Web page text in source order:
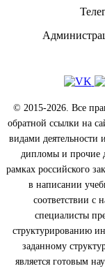
© 2015-2026. Все
обратной ссылки на
видами деятельности
дипломы и прочие
рамках российского
в написании
соответствии с
специалисты
структурированию
заданному
является готовым